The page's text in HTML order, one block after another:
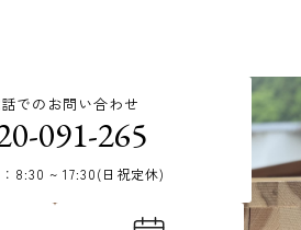
でのお問い合わせ
091-265
8:30 ~ 17:30(日祝定休)